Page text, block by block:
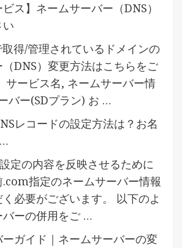
ビス】ネームサーバー（DNS）
い
得/管理されているドメインの
DNS）変更方法はこちらをご
サービス名, ネームサーバー情
バー(SDプラン) お …
レコードの設定方法は？お名
定の内容を反映させるために
指定のネームサーバー情報
必要がございます。 以下のよ
バーの併用をご …
ガイド｜ネームサーバーの変